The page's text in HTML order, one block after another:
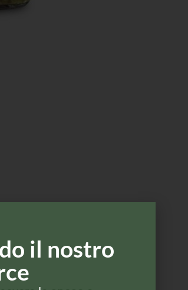
il nostro